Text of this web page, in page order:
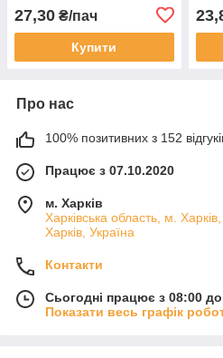
27,30 ₴/пач
Купити
Про нас
100% позитивних з 152
Працює з 07.10.2020
м. Харків
Харківська область, м.
Харків, Україна
Контакти
Сьогодні працює з 08:00
Показати весь графік